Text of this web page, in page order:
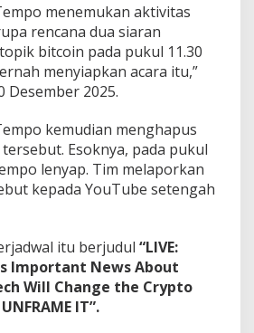
menemukan aktivitas
rencana dua siaran
bitcoin pada pukul 11.30
menyiapkan acara itu,”
Desember 2025.
kemudian menghapus
Esoknya, pada pukul
lenyap. Tim melaporkan
kepada YouTube setengah
itu berjudul “LIVE:
Important News About
Will Change the Crypto
IT”.